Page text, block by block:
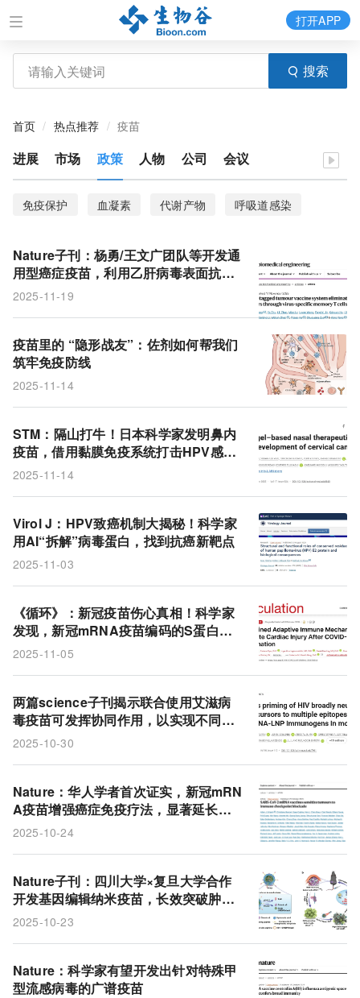
搜索
打开APP
首页 热点推荐 疫苗
进展 市场 政策 人物 公司 会议
免疫保护 血凝素 代谢产物
呼吸道感染
HPV
宫颈癌 E2结构 型别
疫苗
风险
Nature子刊：杨勇/王文广团队等开发通
用型癌症疫苗，利用乙肝病毒表面抗
原，清除实体瘤
2025-11-19
疫苗里的 “隐形战友”：佐剂如何帮我们
筑牢免疫防线
2025-11-14
STM：隔山打牛！日本科学家发明鼻内
疫苗，借用黏膜免疫系统打击HPV感
染，有望为宫颈癌治疗带来非侵入性新
2025-11-14
Virol J：HPV致癌机制大揭秘！科学家
用AI“拆解”病毒蛋白，找到抗癌新靶点
2025-11-03
《循环》：新冠疫苗伤心真相！科学家
发现，新冠mRNA疫苗编码的S蛋白具
有心脏蛋白同源表位，诱发急性心肌心
2025-11-05
两篇science子刊揭示联合使用艾滋病
毒疫苗可发挥协同作用，以实现不同的
抗体启动
2025-10-30
Nature：华人学者首次证实，新冠mRN
A疫苗增强癌症免疫疗法，显著延长癌
症患者生存期
2025-10-24
Nature子刊：四川大学×复旦大学合作
开发基因编辑纳米疫苗，长效突破肿瘤
耐受，实现高效免疫治疗
2025-10-23
Nature：科学家有望开发出针对特殊甲
型流感病毒的广谱疫苗